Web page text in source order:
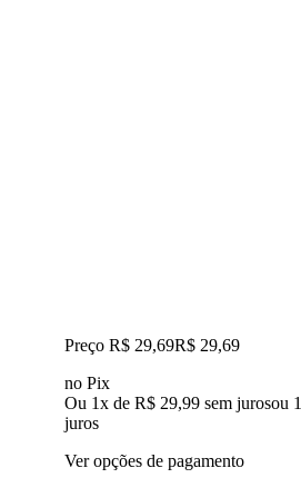
Preço R$ 29,69R$ 29,69
no Pix
Ou 1x de R$ 29,99 sem jurosou 1
juros
Ver opções de pagamento